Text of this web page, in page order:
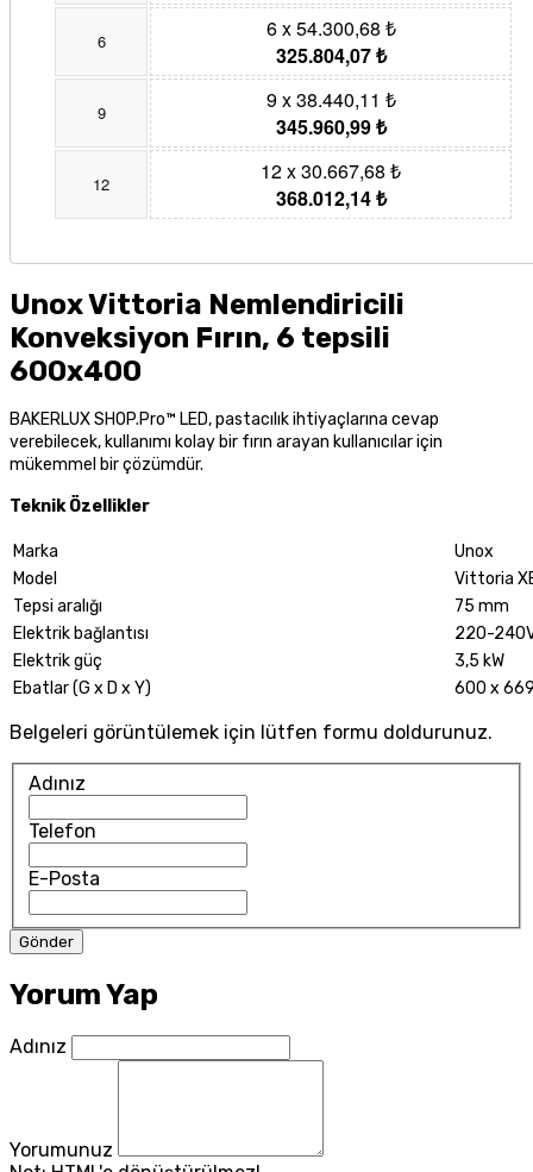
6
6 x 54.300,68 ₺
325.804,07 ₺
9
9 x 38.440,11 ₺
345.960,99 ₺
12
12 x 30.667,68 ₺
368.012,14 ₺
Unox Vittoria Nemlendiricili
Konveksiyon Fırın, 6 tepsili
600x400
BAKERLUX SHOP.Pro™ LED, pastacılık ihtiyaçlarına cevap
verebilecek, kullanımı kolay bir fırın arayan kullanıcılar için
mükemmel bir çözümdür.
Teknik Özellikler
Marka
Unox
Model
Vittoria
Tepsi aralığı
75 mm
Elektrik bağlantısı
220-
Elektrik güç
3,5 kW
Ebatlar (G x D x Y)
600 x
Belgeleri görüntülemek için lütfen formu doldurunuz.
Adınız
Telefon
E-Posta
Yorum Yap
Adınız
Yorumunuz